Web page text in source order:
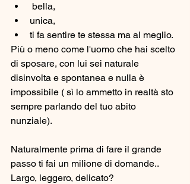
bella,
unica,
ti fa sentire te stessa ma al meglio.
Più o meno come l'uomo che hai scelto
di sposare, con lui sei naturale
disinvolta e spontanea e nulla è
impossibile ( sì lo ammetto in realtà sto
sempre parlando del tuo abito
nunziale).
Naturalmente prima di fare il grande
passo ti fai un milione di domande..
Largo, leggero, delicato?